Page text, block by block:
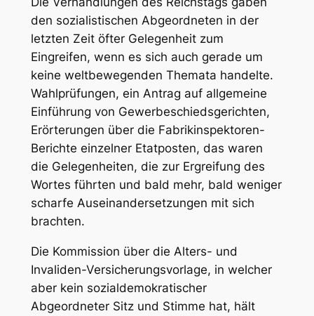
den sozialistischen Abgeordneten in der
letzten Zeit öfter Gelegenheit zum
Eingreifen, wenn es sich auch gerade um
keine weltbewegenden Themata handelte.
Wahlprüfungen, ein Antrag auf allgemeine
Einführung von Gewerbeschiedsgerichten,
Erörterungen über die Fabrikinspektoren-
Berichte einzelner Etatposten, das waren
die Gelegenheiten, die zur Ergreifung des
Wortes führten und bald mehr, bald weniger
scharfe Auseinandersetzungen mit sich
brachten.
Die Kommission über die Alters- und
Invaliden-Versicherungsvorlage, in welcher
aber kein sozialdemokratischer
Abgeordneter Sitz und Stimme hat, hält